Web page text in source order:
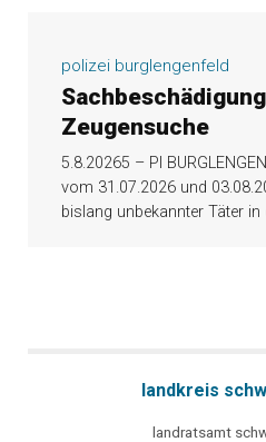
polizei burglengenfeld
Zeugensuche
5.8.20265 – PI
vom 31.07.2026 und
bislang unbekannter Täter in
landkreis
landratsamt